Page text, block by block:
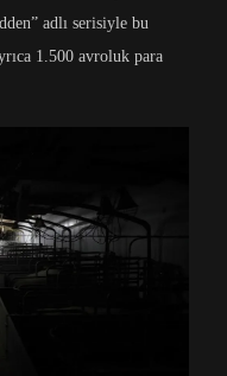
adlı serisiyle bu
1.500 avroluk para